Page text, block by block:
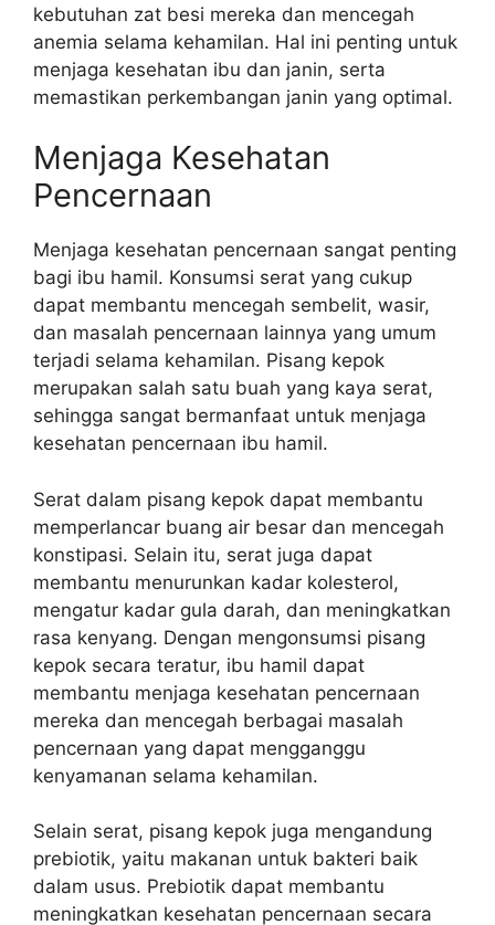
kebutuhan zat besi mereka dan mencegah
anemia selama kehamilan. Hal ini penting untuk
menjaga kesehatan ibu dan janin, serta
memastikan perkembangan janin yang optimal.
Menjaga Kesehatan
Pencernaan
Menjaga kesehatan pencernaan sangat penting
bagi ibu hamil. Konsumsi serat yang cukup
dapat membantu mencegah sembelit, wasir,
dan masalah pencernaan lainnya yang umum
terjadi selama kehamilan. Pisang kepok
merupakan salah satu buah yang kaya serat,
sehingga sangat bermanfaat untuk menjaga
kesehatan pencernaan ibu hamil.
Serat dalam pisang kepok dapat membantu
memperlancar buang air besar dan mencegah
konstipasi. Selain itu, serat juga dapat
membantu menurunkan kadar kolesterol,
mengatur kadar gula darah, dan meningkatkan
rasa kenyang. Dengan mengonsumsi pisang
kepok secara teratur, ibu hamil dapat
membantu menjaga kesehatan pencernaan
mereka dan mencegah berbagai masalah
pencernaan yang dapat mengganggu
kenyamanan selama kehamilan.
Selain serat, pisang kepok juga mengandung
prebiotik, yaitu makanan untuk bakteri baik
dalam usus. Prebiotik dapat membantu
meningkatkan kesehatan pencernaan secara